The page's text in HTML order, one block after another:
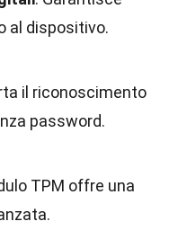
al dispositivo.
il riconoscimento
password.
TPM offre una